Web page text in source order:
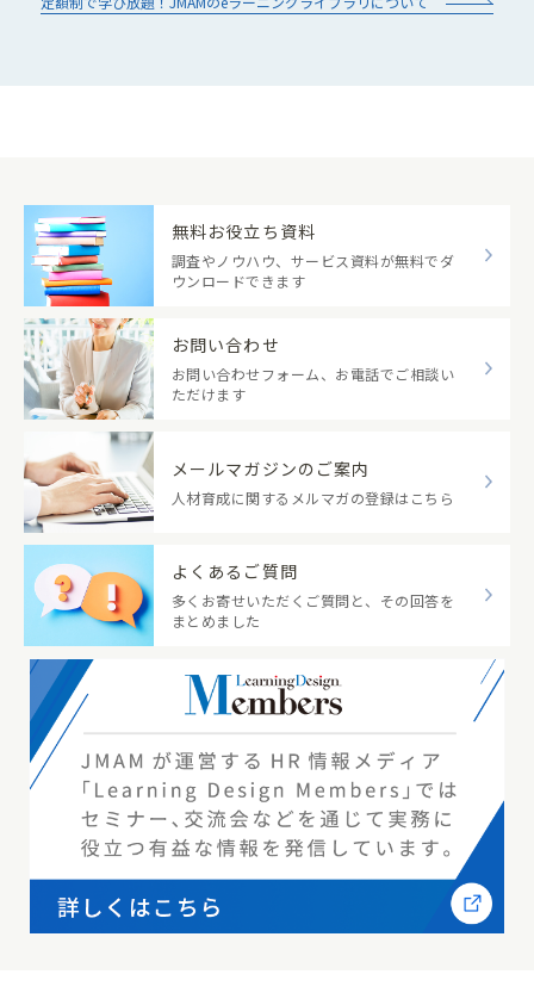
無料お役立ち資料
調査やノウハウ、サービス資料が無料でダ
ウンロードできます
お問い合わせ
お問い合わせフォーム、お電話でご相談い
ただけます
メールマガジンのご案内
人材育成に関するメルマガの登録はこちら
よくあるご質問
多くお寄せいただくご質問と、その回答を
まとめました